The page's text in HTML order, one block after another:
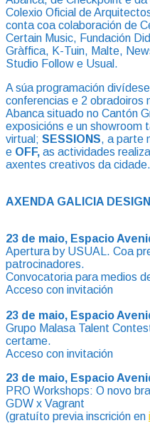
Colexio Oficial de
conta coa colaboración de
Certain Music, Fundación
Gràffica, K-Tuin, Malte,
Studio Follow e Usual.
A súa programación
conferencias e 2 obradoiros
Abanca situado no Cantón
exposicións e un showroom
virtual; SESSIONS, a parte
e OFF, as actividades
axentes creativos da cidade.
AXENDA GALICIA
23 de maio, Espacio
Apertura by USUAL. Coa
patrocinadores.
Convocatoria para medios
Acceso con invitación
23 de maio, Espacio
Grupo Malasa Talent
certame.
Acceso con invitación
23 de maio, Espacio
PRO Workshops: O novo
GDW x Vagrant
(gratuíto previa inscrición en